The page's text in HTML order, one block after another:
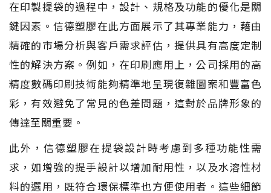
在印製提袋的過程中，設計、規格及功能的優化是關
鍵因素。信德塑膠在此方面展示了其專業能力，藉由
精確的市場分析與客戶需求評估，提供具有高度定制
性的解決方案。例如，在印刷應用上，公司採用的高
精度數碼印刷技術能夠精準地呈現復雜圖案和豐富色
彩，有效避免了常見的色差問題，這對於品牌形象的
傳達至關重要。
此外，信德塑膠在提袋設計時考慮到多種功能性需
求，如增強的提手設計以增加耐用性，以及水溶性材
料的選用，既符合環保標準也方便使用者。這些細節